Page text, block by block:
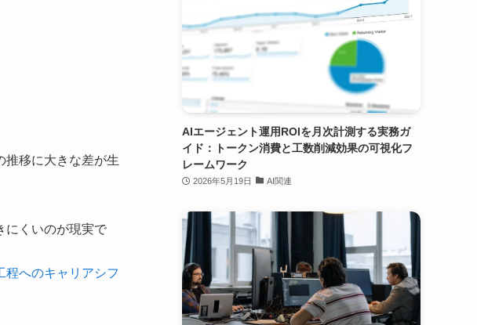
推移に大きな差が生
にくいのが現実で
程へのキャリアシフ
AIエージェント運用ROIを月次計測する実務ガ
イド：トークン消費と工数削減効果の可視化フ
レームワーク
2026年5月19日 AI関連